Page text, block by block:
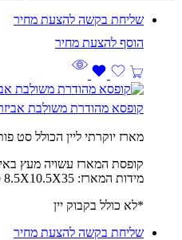
שליחת בקשה להצעת מחיר
קופסא מהודרת משולבת
מארז יוקרתי ליין הכולל סט
קופסת המארז עשויה מעץ
מידות המארז: 8.5X10.5X35 ס"מ
*לא כולל בקבוק יין
שליחת בקשה להצעת מחיר